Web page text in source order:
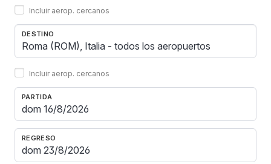
Incluir aerop. cercanos
DESTINO
Incluir aerop. cercanos
PARTIDA
REGRESO